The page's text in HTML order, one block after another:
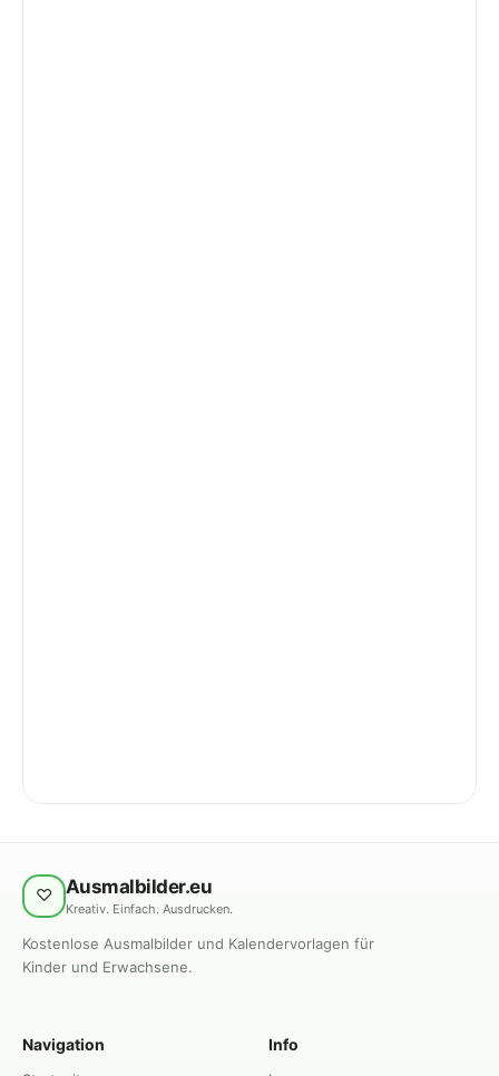
♡ Ausmalbilder.eu
Kreativ. Einfach. Ausdrucken.
Kostenlose Ausmalbilder und Kalendervorlagen für
Kinder und Erwachsene.
Navigation Info